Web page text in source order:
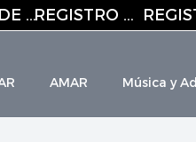
REGISTRO DE CORREO ELECTRÓNICO REGISTRO DE CORREO ELECTRÓNICO
AMAR Música y